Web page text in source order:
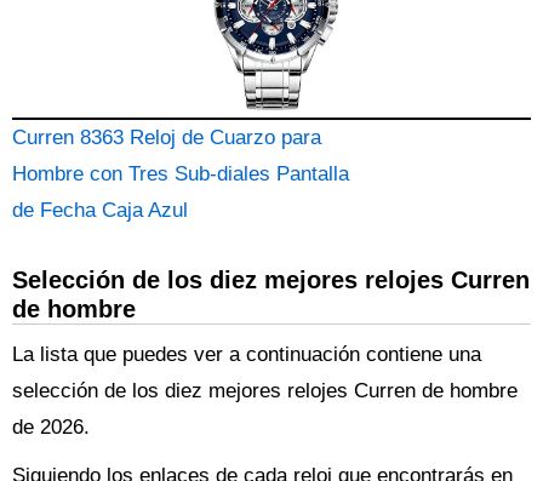
Curren 8363 Reloj de Cuarzo para
Hombre con Tres Sub-diales Pantalla
de Fecha Caja Azul
Selección de los diez mejores relojes Curren
de hombre
La lista que puedes ver a continuación contiene una
selección de los diez mejores relojes Curren de hombre
de 2026.
Siguiendo los enlaces de cada reloj que encontrarás en